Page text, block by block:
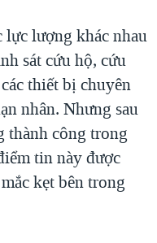
lượng khác nhau
sát cứu hộ, cứu
thiết bị chuyên
nhân. Nhưng sau
thành công trong
tin này được
kẹt bên trong